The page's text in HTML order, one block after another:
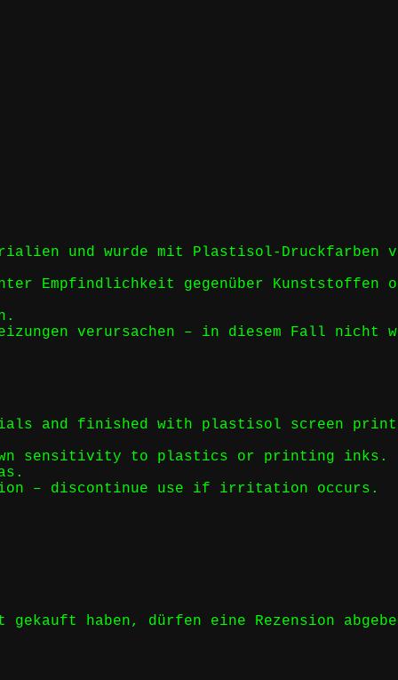
und wurde mit Plastisol-Druckfarben
Empfindlichkeit gegenüber Kunststoffen
verursachen – in diesem Fall nicht
and finished with plastisol screen
sensitivity to plastics or printing inks.
– discontinue use if irritation occurs.
gekauft haben, dürfen eine Rezension